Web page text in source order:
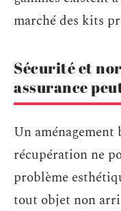
marché des kits
Sécurité et
assurance
Un aménagement
récupération ne
problème
tout objet non